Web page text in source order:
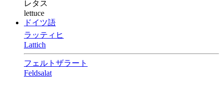
レタス
lettuce
ドイツ語
ラッティヒ
Lattich
フェルトザラート
Feldsalat